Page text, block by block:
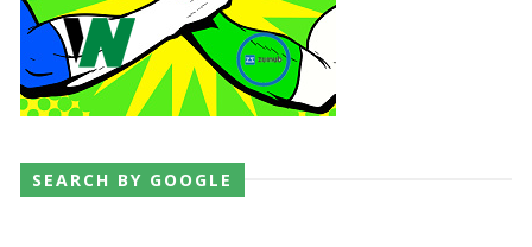
SEARCH BY GOOGLE